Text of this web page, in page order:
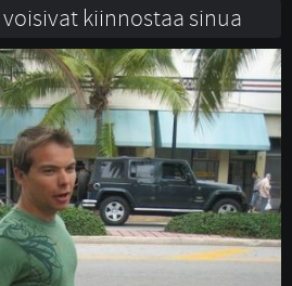
kiinnostaa sinua